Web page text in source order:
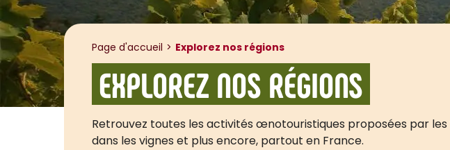
Page d'accueil Explorez nos régions
EXPLOREZ NOS RÉGIONS
Retrouvez toutes les activités œnotouristiques proposées par
dans les vignes et plus encore, partout en France.